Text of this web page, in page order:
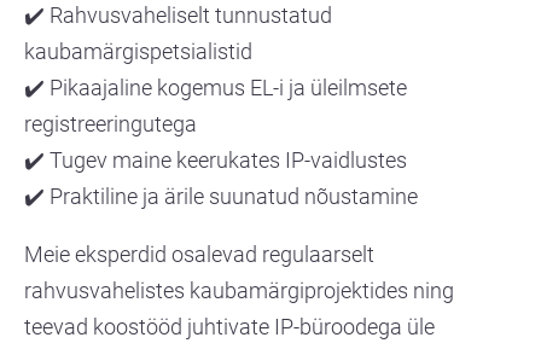
✔️ Rahvusvaheliselt tunnustatud
kaubamärgispetsialistid
✔️ Pikaajaline kogemus EL-i ja üleilmsete
registreeringutega
✔️ Tugev maine keerukates IP-vaidlustes
✔️ Praktiline ja ärile suunatud nõustamine
Meie eksperdid osalevad regulaarselt
rahvusvahelistes kaubamärgiprojektides ning
teevad koostööd juhtivate IP-büroodega üle